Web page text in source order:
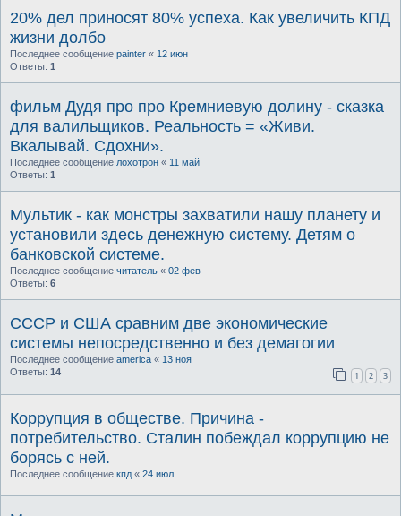
20% дел приносят 80% успеха. Как увеличить КПД
жизни долбо
Последнее сообщение painter « 12 июн
Ответы: 1
фильм Дудя про про Кремниевую долину - сказка
для валильщиков. Реальность = «Живи.
Вкалывай. Сдохни».
Последнее сообщение лохотрон « 11 май
Ответы: 1
Мультик - как монстры захватили нашу планету и
установили здесь денежную систему. Детям о
банковской системе.
Последнее сообщение читатель « 02 фев
Ответы: 6
СССР и США сравним две экономические
системы непосредственно и без демагогии
Последнее сообщение america « 13 ноя
Ответы: 14 1 2 3
Коррупция в обществе. Причина -
потребительство. Сталин побеждал коррупцию не
борясь с ней.
Последнее сообщение кпд « 24 июл